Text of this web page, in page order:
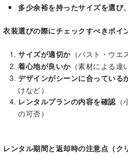
多少余裕を持ったサイズを選び
衣装選びの際にチェックすべきポイ
サイズが適切か（バスト・ウエ
着心地が良いか（素材による違
デザインがシーンに合っている
けなど）
レンタルプランの内容を確認
の可否）
レンタル期間と返却時の注意点（ク